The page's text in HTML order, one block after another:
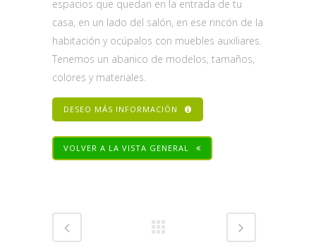
espacios que quedan en la entrada de tu
casa, en un lado del salón, en ese rincón de la
habitación y ocúpalos con muebles auxiliares.
Tenemos un abanico de modelos, tamaños,
colores y materiales.
DESEO MÁS INFORMACIÓN
VOLVER A LA VISTA GENERAL